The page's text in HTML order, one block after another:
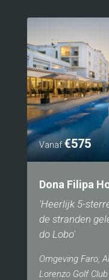
Vanaf€575
Dona Filipa
'Heerlijk 5-
de stranden
do Lobo'
Omgeving Faro,
Lorenzo Golf Club